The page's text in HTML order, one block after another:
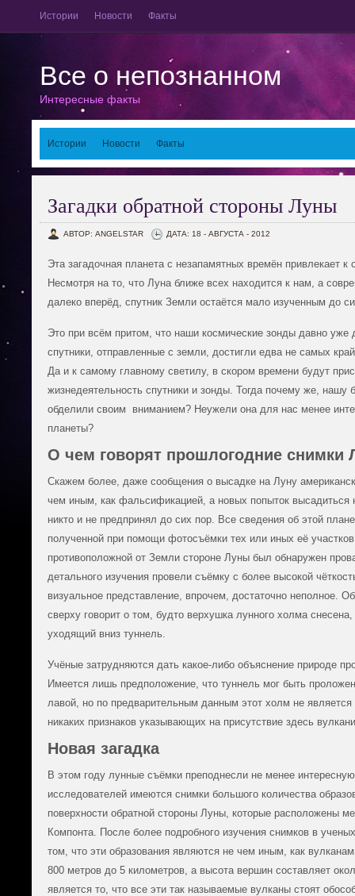
Истории Новости Факты
Все о непознанном
Интересные факты
Истории Новости Факты
Загадки обратной стороны Луны
АВТОР: ANGELSTAR ДАТА: 18 - АВГУСТА - 2012
Эта загадочная планета с незапамятных времён привлекает к
Несмотря на то, что Луна ближе всех находится к нам, а
далеко вперёд, спутник Земли остаётся мало изученным до
Это при всём притом, что наши космические зонды давно
спутники, отправленные с земли, достигли едва не самых
Да и к самому главному светилу, в скором времени будут
жизнедеятельность спутники и зонды. Тогда почему же,
обделили своим вниманием? Неужели она для нас менее
планеты?
О чем говорят прошлогодние снимки
Скажем более, даже сообщения о высадке на Луну
чем иным, как фальсификацией, а новых попыток высадиться
никто и не предпринял до сих пор. Все сведения об этой
полученной при помощи фотосъёмки тех или иных её
противоположной от Земли стороне Луны был обнаружен
детального изучения провели съёмку с более высокой
визуальное представление, впрочем, достаточно неполное.
сверху говорит о том, будто верхушка лунного холма
уходящий вниз туннель.
Учёные затрудняются дать какое-либо объяснение природе
Имеется лишь предположение, что туннель мог быть
лавой, но по предварительным данным этот холм не является
никаких признаков указывающих на присутствие здесь
Новая загадка
В этом году лунные съёмки преподнесли не менее интересную
исследователей имеются снимки большого количества
поверхности обратной стороны Луны, которые расположены
Компонта. После более подробного изучения снимков в
том, что эти образования являются не чем иным, как
800 метров до 5 километров, а высота вершин составляет
является то, что все эти так называемые вулканы стоят